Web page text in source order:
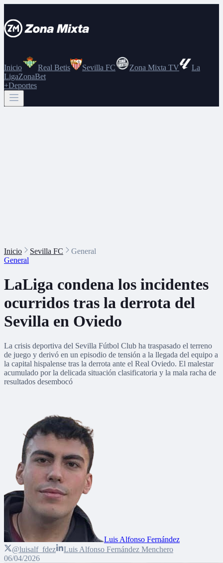
Inicio Real Betis Sevilla FC Zona Mixta TV
La
LigaZonaBet
+Deportes
Inicio Sevilla FC
General
General
LaLiga condena los incidentes
ocurridos tras la derrota del
Sevilla en Oviedo
La crisis deportiva del Sevilla Fútbol Club ha traspasado el terreno
de juego y derivó en un episodio de tensión a la llegada del equipo a
la capital hispalense tras la derrota ante el Real Oviedo. El malestar
acumulado por la delicada situación clasificatoria y la mala racha de
resultados desembocó
Luis Alfonso Fernández
@luisalf_fdez
Luis Alfonso Fernández Menchero
06/04/2026